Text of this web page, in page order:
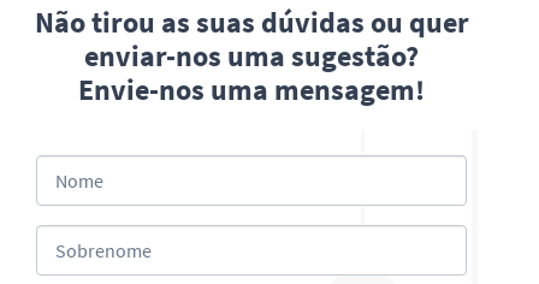
Não tirou as suas dúvidas ou quer
enviar-nos uma sugestão?
Envie-nos uma mensagem!
Nome
Sobrenome